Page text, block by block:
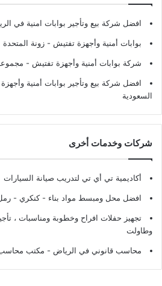
افضل شركة بيع وتأجير بوابات امنية في
بوابات أمنية وأجهزة تفتيش - زونة المتحدة
شركة بوابات أمنية وأجهزة تفتيش -
افضل شركة بيع وتأجير بوابات أمنية
السعودية
شركات وخدمات أخرى
أكاديمية تي أي تي لتدريب صيانة السيارات
افضل محل ومبسط مواد بناء - كنكري -
تجهيز حفلات افراح وخطوبة ومناسبات ،
وطاولت
محاسب قانوني في الرياض - مكتب محاسب